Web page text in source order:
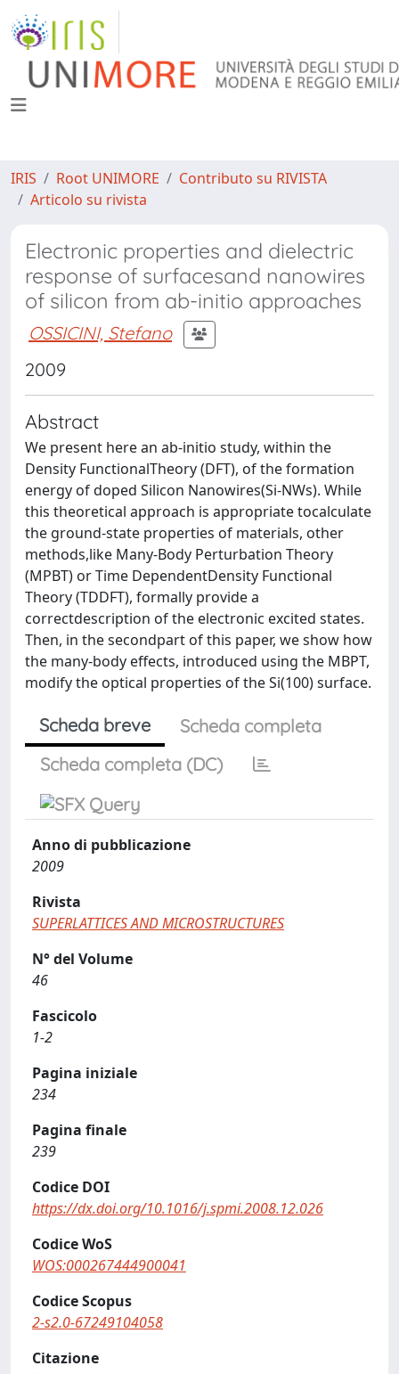
IRIS Root UNIMORE
Contributo su RIVISTA
Articolo su rivista
Electronic properties and dielectric
response of surfacesand nanowires
of silicon from ab-initio approaches
OSSICINI, Stefano
2009
Abstract
We present here an ab-initio study, within the
Density FunctionalTheory (DFT), of the formation
energy of doped Silicon Nanowires(Si-NWs). While
this theoretical approach is appropriate tocalculate
the ground-state properties of materials, other
methods,like Many-Body Perturbation Theory
(MPBT) or Time DependentDensity Functional
Theory (TDDFT), formally provide a
correctdescription of the electronic excited states.
Then, in the secondpart of this paper, we show how
the many-body effects, introduced using the MBPT,
modify the optical properties of the Si(100) surface.
Scheda breve
Scheda completa
Scheda completa (DC)
Anno di pubblicazione
2009
Rivista
SUPERLATTICES AND MICROSTRUCTURES
N° del Volume
46
Fascicolo
1-2
Pagina iniziale
234
Pagina finale
239
Codice DOI
https://dx.doi.org/10.1016/j.spmi.2008.12.026
Codice WoS
WOS:000267444900041
Codice Scopus
2-s2.0-67249104058
Citazione